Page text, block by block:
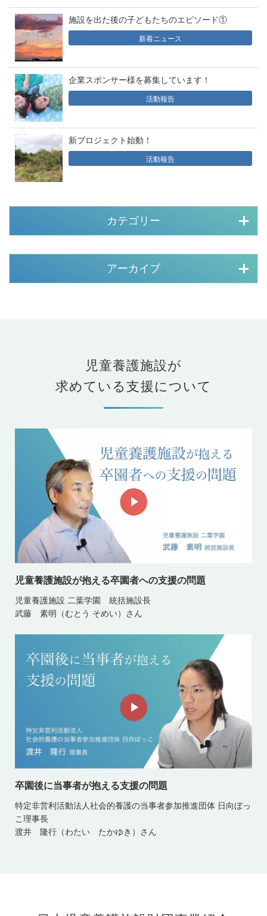
施設を出た後の子どもたちのエピソード①
新着ニュース
企業スポンサー様を募集しています！
活動報告
新プロジェクト始動！
活動報告
カテゴリー
アーカイブ
児童養護施設が
求めている支援について
児童養護施設が抱える卒園者への支援の問題
児童養護施設 二葉学園 統括施設長
武藤 素明（むとう そめい）さん
卒園後に当事者が抱える支援の問題
特定非営利活動法人社会的養護の当事者参加推進団体 日向ぼっ
こ理事長
渡井 隆行（わたい たかゆき）さん